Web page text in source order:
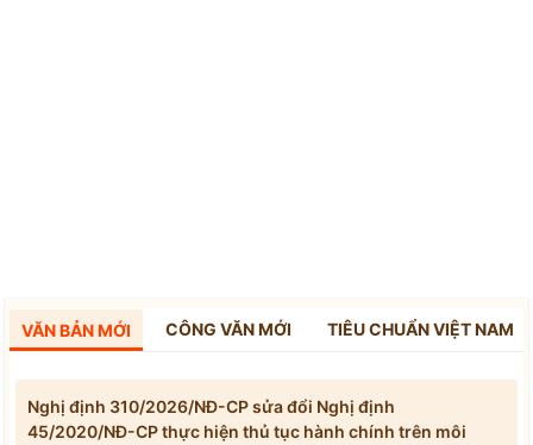
VĂN BẢN MỚI CÔNG VĂN MỚI TIÊU CHUẨN VIỆT NAM
Nghị định 310/2026/NĐ-CP sửa đổi Nghị định
45/2020/NĐ-CP thực hiện thủ tục hành chính trên môi